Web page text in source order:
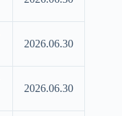
2026.06.30
2026.06.30